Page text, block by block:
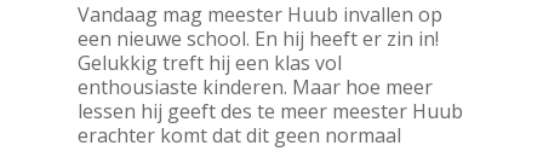
Vandaag mag meester Huub invallen op
een nieuwe school. En hij heeft er zin in!
Gelukkig treft hij een klas vol
enthousiaste kinderen. Maar hoe meer
lessen hij geeft des te meer meester Huub
erachter komt dat dit geen normaal